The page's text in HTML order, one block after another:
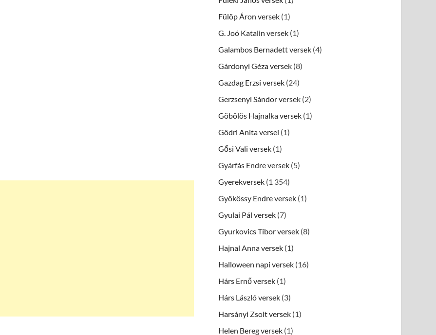
Fülöp Áron versek (1)
G. Joó Katalin versek (1)
Galambos Bernadett versek (4)
Gárdonyi Géza versek (8)
Gazdag Erzsi versek (24)
Gerzsenyi Sándor versek (2)
Göbölös Hajnalka versek (1)
Gödri Anita versei (1)
Gősi Vali versek (1)
Gyárfás Endre versek (5)
Gyerekversek (1 354)
Gyökössy Endre versek (1)
Gyulai Pál versek (7)
Gyurkovics Tibor versek (8)
Hajnal Anna versek (1)
Halloween napi versek (16)
Hárs Ernő versek (1)
Hárs László versek (3)
Harsányi Zsolt versek (1)
Helen Bereg versek (1)